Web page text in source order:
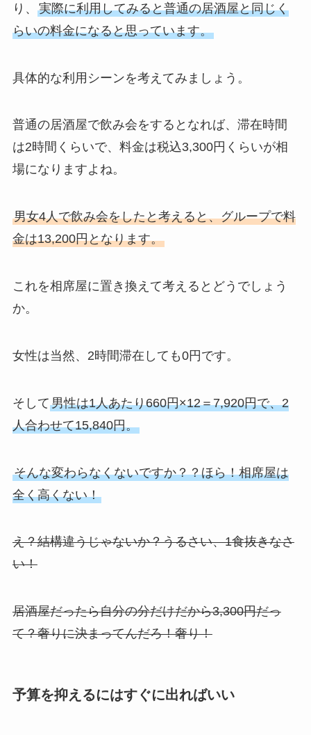
り、 実際に利用してみると普通の居酒屋と同じく
らいの料金になると思っています。
具体的な利用シーンを考えてみましょう。
普通の居酒屋で飲み会をするとなれば、滞在時間
は2時間くらいで、料金は税込3,300円くらいが相
場になりますよね。
男女4人で飲み会をしたと考えると、グループで料
金は13,200円となります。
これを相席屋に置き換えて考えるとどうでしょう
か。
女性は当然、2時間滞在しても0円です。
そして男性は1人あたり660円×12＝7,920円で、2
人合わせて15,840円。
そんな変わらなくないですか？？ほら！相席屋は
全く高くない！
え？結構違うじゃないか？うるさい、1食抜きなさ
い！
居酒屋だったら自分の分だけだから3,300円だっ
て？奢りに決まってんだろ！奢り！
予算を抑えるにはすぐに出ればいい